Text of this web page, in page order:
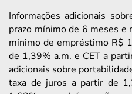
Informações adicionais
prazo mínimo de 6 meses
mínimo de empréstimo R$
de 1,39% a.m. e CET a
adicionais sobre
taxa de juros a partir de